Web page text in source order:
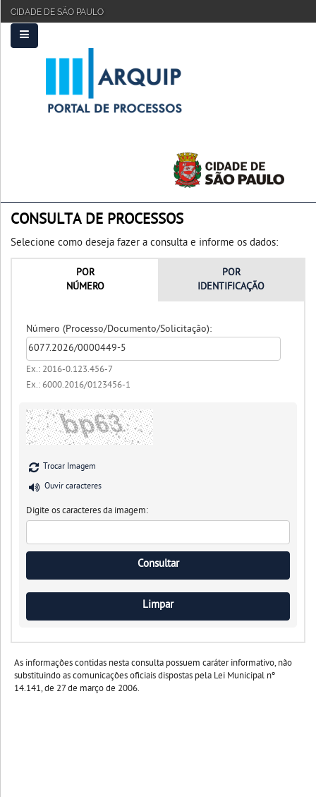
CIDADE DE SÃO PAULO
CONSULTA DE PROCESSOS
Selecione como deseja fazer a consulta e informe os dados:
POR
NÚMERO
POR
IDENTIFICAÇÃO
Número (Processo/Documento/Solicitação):
Ex.: 2016-0.123.456-7
Ex.: 6000.2016/0123456-1
Trocar Imagem
Ouvir caracteres
Digite os caracteres da imagem:
As informações contidas nesta consulta possuem caráter informativo, não
substituindo as comunicações oficiais dispostas pela Lei Municipal nº
14.141, de 27 de março de 2006.
PRINCIPAL
FAQ